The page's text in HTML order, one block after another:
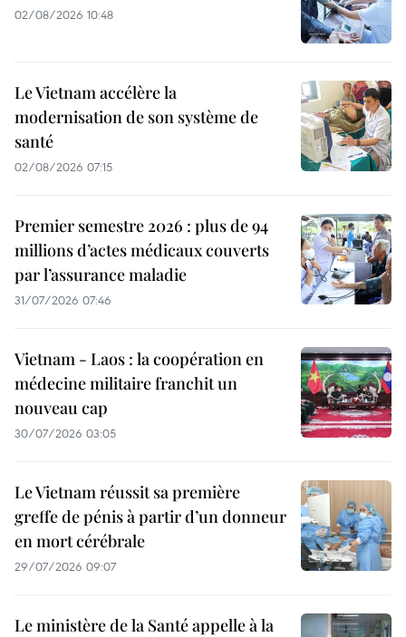
02/08/2026 10:48
Le Vietnam accélère la
modernisation de son système de
santé
02/08/2026 07:15
Premier semestre 2026 : plus de 94
millions d’actes médicaux couverts
par l’assurance maladie
31/07/2026 07:46
Vietnam - Laos : la coopération en
médecine militaire franchit un
nouveau cap
30/07/2026 03:05
Le Vietnam réussit sa première
greffe de pénis à partir d’un donneur
en mort cérébrale
29/07/2026 09:07
Le ministère de la Santé appelle à la